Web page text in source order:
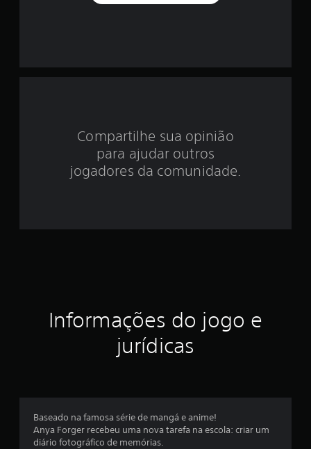
d
e
s
e
Compartilhe sua opinião
para ajudar outros
jogadores da comunidade.
Informações do jogo e
jurídicas
Baseado na famosa série de mangá e anime!
Anya Forger recebeu uma nova tarefa na escola: criar um
diário fotográfico de memórias.